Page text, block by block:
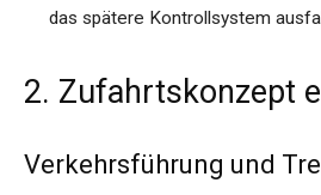
das spätere Kontrollsystem
2. Zufahrtskonzept
Verkehrsführung und